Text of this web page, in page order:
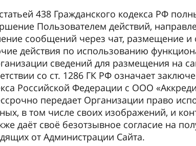
438 Гражданского кодекса РФ
Пользователем действий,
сообщений через чат, размещение
действия по использованию
сведений для размещения на
со ст. 1286 ГК РФ означает
Российской Федерации с ООО
передает Организации право
в том числе своих изображений, и
даёт своё безотзывное согласие на
от Администрации Сайта.